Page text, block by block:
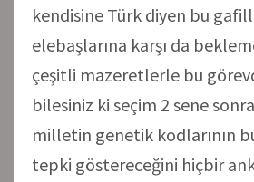
kendisine Türk diyen bu
elebaşlarına karşı da
çeşitli mazeretlerle bu
bilesiniz ki seçim 2 sene
milletin genetik kodlarının
tepki göstereceğini hiçbir